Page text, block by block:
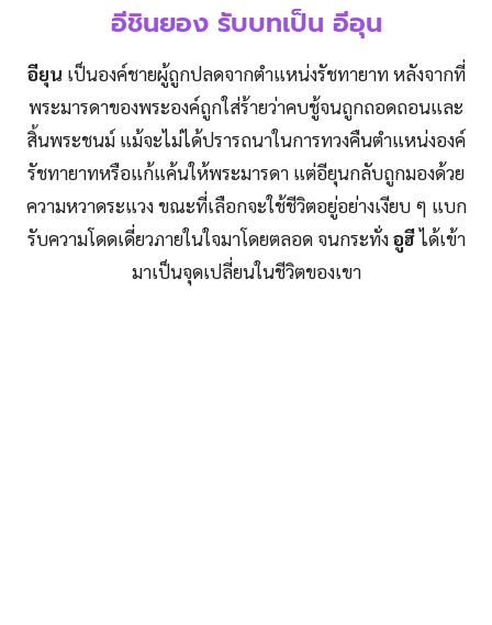
อีชินยอง รับบทเป็น อีอุน
อียุน เป็นองค์ชายผู้ถูกปลดจากตำแหน่งรัชทายาท หลังจากที่
พระมารดาของพระองค์ถูกใส่ร้ายว่าคบชู้จนถูกถอดถอนและ
สิ้นพระชนม์ แม้จะไม่ได้ปรารถนาในการทวงคืนตำแหน่งองค์
รัชทายาทหรือแก้แค้นให้พระมารดา แต่อียุนกลับถูกมองด้วย
ความหวาดระแวง ขณะที่เลือกจะใช้ชีวิตอยู่อย่างเงียบ ๆ แบก
รับความโดดเดี่ยวภายในใจมาโดยตลอด จนกระทั่งอูฮีได้เข้า
มาเป็นจุดเปลี่ยนในชีวิตของเขา